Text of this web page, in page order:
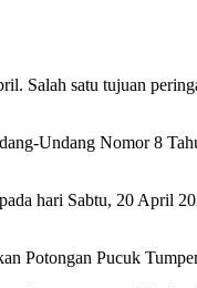
Salah satu tujuan
Undang Nomor 8
hari Sabtu, 20 April
Potongan Pucuk